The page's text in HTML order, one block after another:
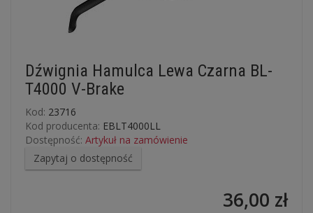
Dźwignia Hamulca Lewa Czarna BL-
T4000 V-Brake
Kod: 23716
Kod producenta: EBLT4000LL
Dostępność: Artykuł na zamówienie
Zapytaj o dostępność
36,00 zł